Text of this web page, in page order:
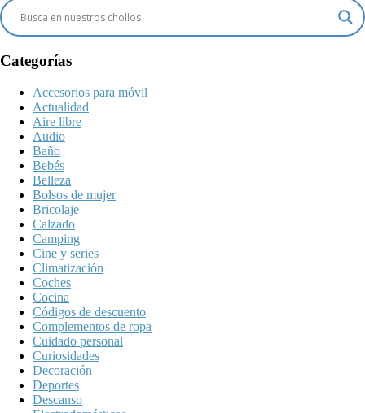
Categorías
Accesorios para móvil
Actualidad
Aire libre
Audio
Baño
Bebés
Belleza
Bolsos de mujer
Bricolaje
Calzado
Camping
Cine y series
Climatización
Coches
Cocina
Códigos de descuento
Complementos de ropa
Cuidado personal
Curiosidades
Decoración
Deportes
Descanso